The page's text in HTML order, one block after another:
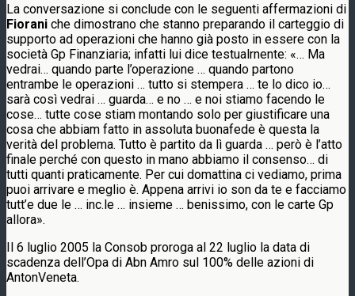
La conversazione si conclude con le seguenti affermazioni di
Fiorani che dimostrano che stanno preparando il carteggio di
supporto ad operazioni che hanno già posto in essere con la
società Gp Finanziaria; infatti lui dice testualrnente: «… Ma
vedrai… quando parte l’operazione … quando partono
entrambe le operazioni … tutto si stempera … te lo dico io…
sarà così vedrai … guarda… e no … e noi stiamo facendo le
cose… tutte cose stiam montando solo per giustificare una
cosa che abbiam fatto in assoluta buonafede è questa la
verità del problema. Tutto è partito da lì guarda … però è l’atto
finale perché con questo in mano abbiamo il consenso… di
tutti quanti praticamente. Per cui domattina ci vediamo, prima
puoi arrivare e meglio è. Appena arrivi io son da te e facciamo
tutt’e due le … inc.le … insieme … benissimo, con le carte Gp
allora».
Il 6 luglio 2005 la Consob proroga al 22 luglio la data di
scadenza dell’Opa di Abn Amro sul 100% delle azioni di
AntonVeneta.